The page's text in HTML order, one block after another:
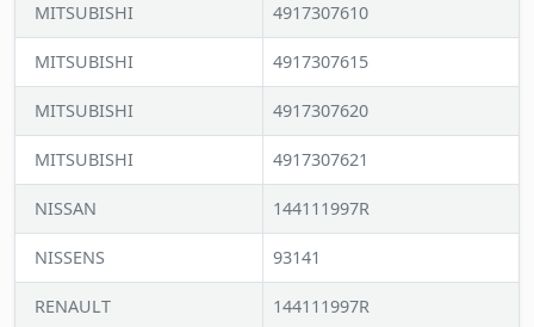
MITSUBISHI 4917307610
MITSUBISHI 4917307615
MITSUBISHI 4917307620
MITSUBISHI 4917307621
NISSAN 144111997R
NISSENS 93141
RENAULT 144111997R